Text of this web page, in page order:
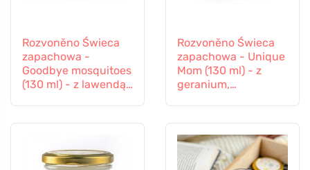
Rozvoněno Świeca
zapachowa -
Goodbye mosquitoes
(130 ml) - z lawendą i
Rozvoněno Świeca
zapachowa - Unique
Mom (130 ml) - z
geranium,